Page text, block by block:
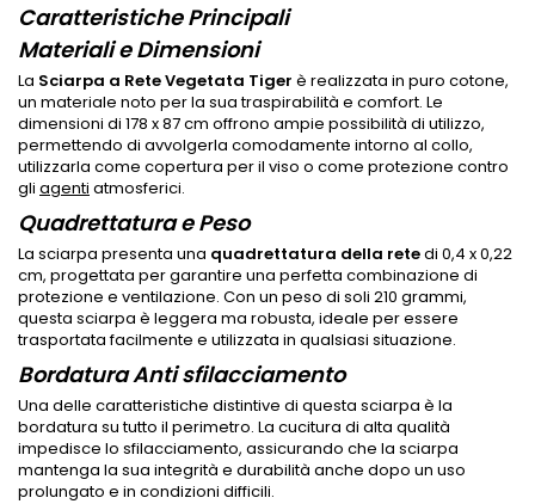
Caratteristiche Principali
Materiali e Dimensioni
La Sciarpa a Rete Vegetata Tiger è realizzata in puro cotone,
un materiale noto per la sua traspirabilità e comfort. Le
dimensioni di 178 x 87 cm offrono ampie possibilità di utilizzo,
permettendo di avvolgerla comodamente intorno al collo,
utilizzarla come copertura per il viso o come protezione contro
gli agenti atmosferici.
Quadrettatura e Peso
La sciarpa presenta una quadrettatura della retedi 0,4 x 0,22
cm, progettata per garantire una perfetta combinazione di
protezione e ventilazione. Con un peso di soli 210 grammi,
questa sciarpa è leggera ma robusta, ideale per essere
trasportata facilmente e utilizzata in qualsiasi situazione.
Bordatura Anti sfilacciamento
Una delle caratteristiche distintive di questa sciarpa è la
bordatura su tutto il perimetro. La cucitura di alta qualità
impedisce lo sfilacciamento, assicurando che la sciarpa
mantenga la sua integrità e durabilità anche dopo un uso
prolungato e in condizioni difficili.